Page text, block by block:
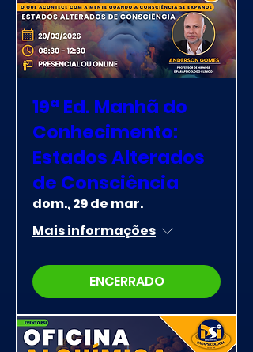
19ª Ed. Manhã do
Conhecimento:
Estados Alterados
de Consciência
dom., 29 de mar.
Mais informações
ENCERRADO